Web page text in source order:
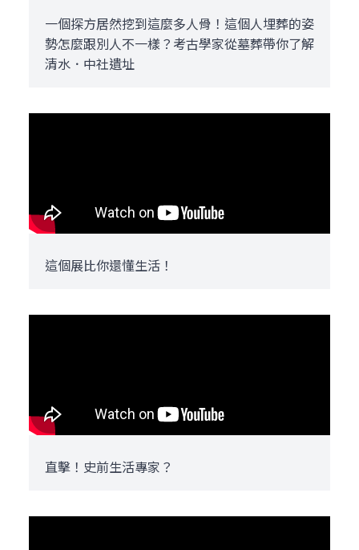
一個探方居然挖到這麼多人骨！這個人埋葬的姿
勢怎麼跟別人不一樣？考古學家從墓葬帶你了解
清水．中社遺址
這個展比你還懂生活！
直擊！史前生活專家？